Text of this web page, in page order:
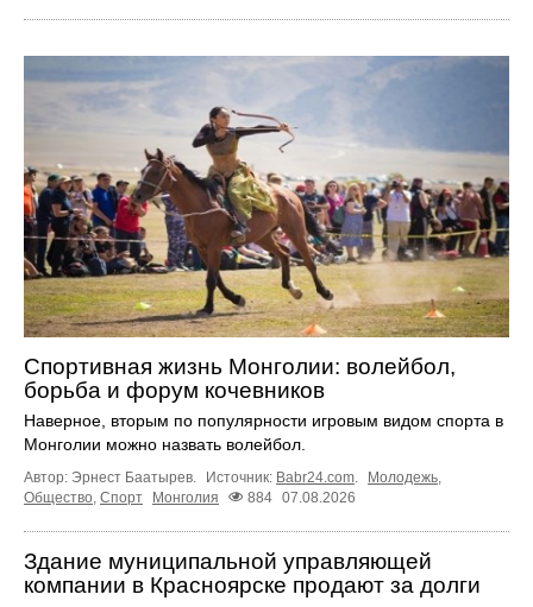
Спортивная жизнь Монголии: волейбол,
борьба и форум кочевников
Наверное, вторым по популярности игровым видом спорта в
Монголии можно назвать волейбол.
Автор: Эрнест Баатырев. Источник: Babr24.com Молодежь
Общество Спорт Монголия 884 07.08.2026
Здание муниципальной управляющей
компании в Красноярске продают за долги